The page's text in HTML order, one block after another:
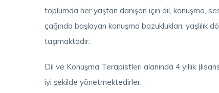
toplumda her yaştan danışan için dil, konuşma,
çağında başlayan konuşma bozuklukları,
taşımaktadır.
Dil ve Konuşma Terapistleri alanında 4 yıllık
iyi şekilde yönetmektedirler.